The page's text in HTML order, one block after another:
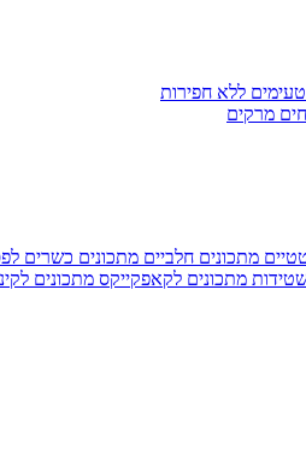
ללא חפירות
מרקים
מתכונים חלביים מתכונים כשרים
מתכונים לקאפקייקס מתכונים